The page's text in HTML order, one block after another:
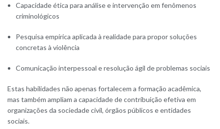
Capacidade ética para análise e intervenção em fenômenos
criminológicos
Pesquisa empírica aplicada à realidade para propor soluções
concretas à violência
Comunicação interpessoal e resolução ágil de problemas sociais
Estas habilidades não apenas fortalecem a formação acadêmica,
mas também ampliam a capacidade de contribuição efetiva em
organizações da sociedade civil, órgãos públicos e entidades
sociais.